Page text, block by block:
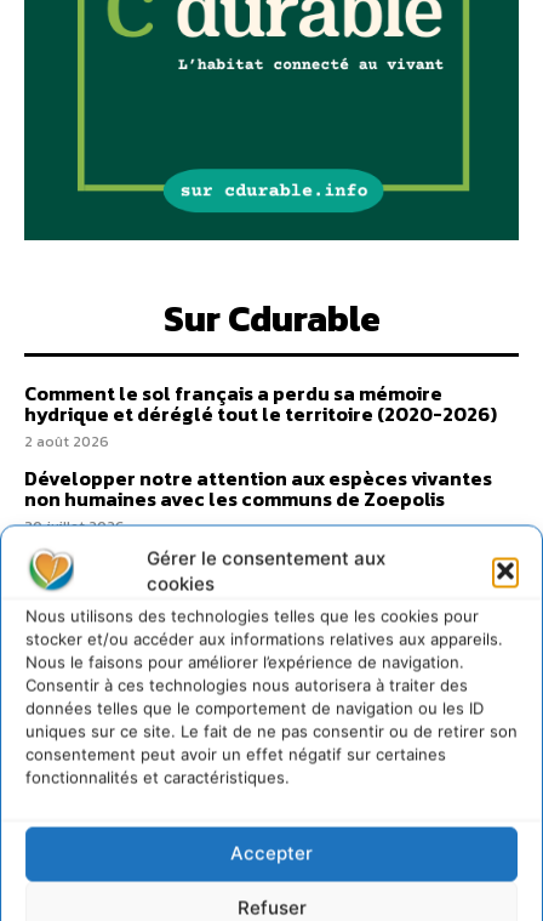
Gérer le consentement aux
cookies
Nous utilisons des technologies telles que les cookies pour
stocker et/ou accéder aux informations relatives aux appareils.
Nous le faisons pour améliorer l’expérience de navigation.
Consentir à ces technologies nous autorisera à traiter des
données telles que le comportement de navigation ou les ID
uniques sur ce site. Le fait de ne pas consentir ou de retirer son
consentement peut avoir un effet négatif sur certaines
fonctionnalités et caractéristiques.
Accepter
Refuser
Sur Cdurable
Comment le sol français a perdu sa mémoire
hydrique et déréglé tout le territoire (2020-2026)
2 août 2026
Développer notre attention aux espèces vivantes
non humaines avec les communs de Zoepolis
30 juillet 2026
Un kit citoyen pour lever les freins au
développement des forêts comestibles dans nos
villes
29 juillet 2026
L’éco-anxiété informe et l’éco-lucidité transforme
28 juillet 2026
7 indicateurs pour des villes résilientes et durables,
adaptées au changement climatique
27 juillet 2026